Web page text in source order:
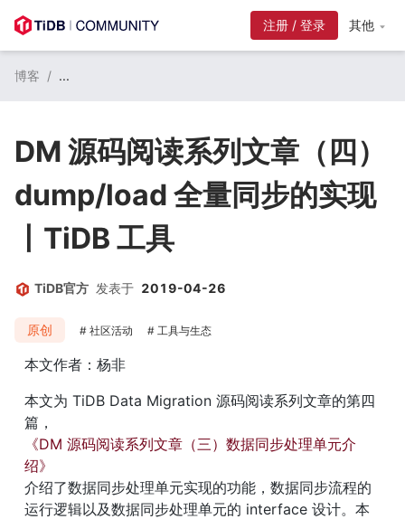
注册 / 登录 其他
博客 / ...
DM 源码阅读系列文章（四）
dump/load 全量同步的实现
丨TiDB 工具
TiDB官方 发表于 2019-04-26
原创 社区活动 工具与生态
本文作者：杨非
本文为 TiDB Data Migration 源码阅读系列文章的第四
篇，
《DM 源码阅读系列文章（三）数据同步处理单元介
绍》
介绍了数据同步处理单元实现的功能，数据同步流程的
运行逻辑以及数据同步处理单元的 interface 设计。本